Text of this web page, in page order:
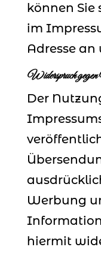
können Sie
im
Adresse
Widerspruch
Der
Werbung
hiermit